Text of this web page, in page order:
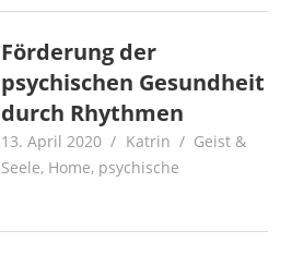
Förderung der
psychischen Gesundheit
durch Rhythmen
13. April 2020 Katrin
Geist &
Seele, Home, psychische